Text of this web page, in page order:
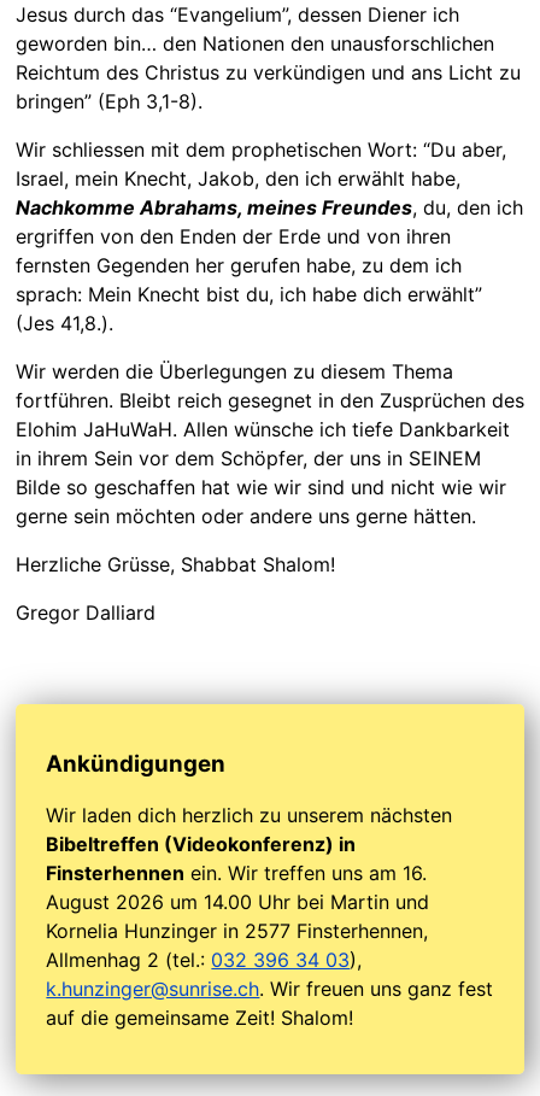
Jesus durch das “Evangelium”, dessen Diener ich
geworden bin… den Nationen den unausforschlichen
Reichtum des Christus zu verkündigen und ans Licht zu
bringen” (Eph 3,1-8).
Wir schliessen mit dem prophetischen Wort: “Du aber,
Israel, mein Knecht, Jakob, den ich erwählt habe,
Nachkomme Abrahams, meines Freundes, du, den ich
ergriffen von den Enden der Erde und von ihren
fernsten Gegenden her gerufen habe, zu dem ich
sprach: Mein Knecht bist du, ich habe dich erwählt”
(Jes 41,8.).
Wir werden die Überlegungen zu diesem Thema
fortführen. Bleibt reich gesegnet in den Zusprüchen des
Elohim JaHuWaH. Allen wünsche ich tiefe Dankbarkeit
in ihrem Sein vor dem Schöpfer, der uns in SEINEM
Bilde so geschaffen hat wie wir sind und nicht wie wir
gerne sein möchten oder andere uns gerne hätten.
Herzliche Grüsse, Shabbat Shalom!
Gregor Dalliard
Ankündigungen
Wir laden dich herzlich zu unserem nächsten
Bibeltreffen (Videokonferenz) in
Finsterhennen ein. Wir treffen uns am 16.
August 2026 um 14.00 Uhr bei Martin und
Kornelia Hunzinger in 2577 Finsterhennen,
Allmenhag 2 (tel.: 032 396 34 03),
k.hunzinger@sunrise.ch. Wir freuen uns ganz fest
auf die gemeinsame Zeit! Shalom!